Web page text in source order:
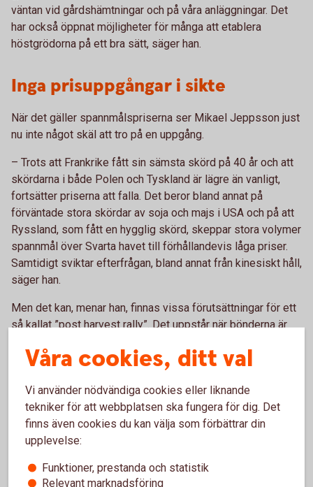
väntan vid gårdshämtningar och på våra anläggningar. Det
har också öppnat möjligheter för många att etablera
höstgrödorna på ett bra sätt, säger han.
Inga prisuppgångar i sikte
När det gäller spannmålspriserna ser Mikael Jeppsson just
nu inte något skäl att tro på en uppgång.
– Trots att Frankrike fått sin sämsta skörd på 40 år och att
skördarna i både Polen och Tyskland är lägre än vanligt,
fortsätter priserna att falla. Det beror bland annat på
förväntade stora skördar av soja och majs i USA och på att
Ryssland, som fått en hygglig skörd, skeppar stora volymer
spannmål över Svarta havet till förhållandevis låga priser.
Samtidigt sviktar efterfrågan, bland annat från kinesiskt håll,
säger han.
Men det kan, menar han, finnas vissa förutsättningar för ett
så kallat ”post harvest rally”. Det uppstår när bönderna är
spannmål i väntan på bättre priser, samtidigt som
industrierna behöver köpa varor.
– Det mönstret ser vi ofta och det kan hända även i år.
Priserna brukar tillfälligt stiga med mellan 5 och 10 procent.
Men att det skulle finns skäl till några stora, uthålliga
Våra cookies, ditt val
Vi använder nödvändiga cookies eller liknande
tekniker för att webbplatsen ska fungera för dig. Det
finns även cookies du kan välja som förbättrar din
upplevelse:
Funktioner, prestanda och statistik
Relevant marknadsföring